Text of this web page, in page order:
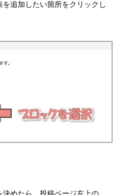
追加したい箇所をクリックし